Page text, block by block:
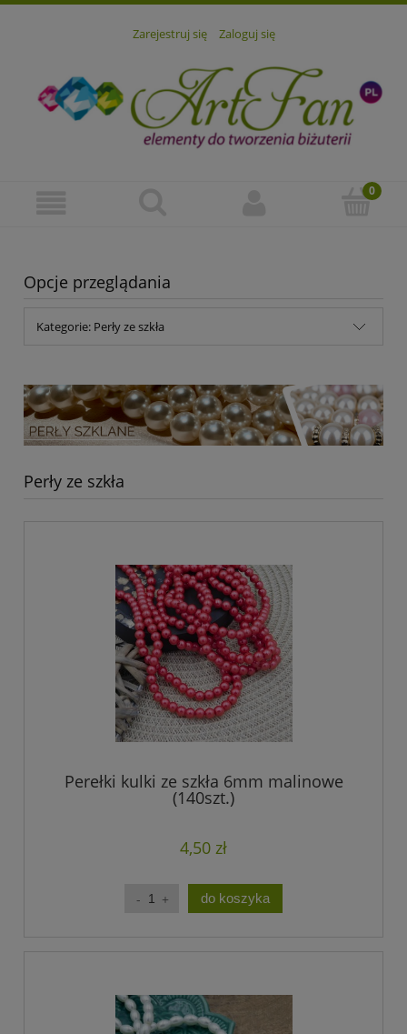
Zarejestruj się Zaloguj się
Opcje przeglądania
Kategorie: Perły ze szkła
Perły ze szkła
Perełki kulki ze szkła 6mm malinowe
(140szt.)
4,50 zł
do koszyka